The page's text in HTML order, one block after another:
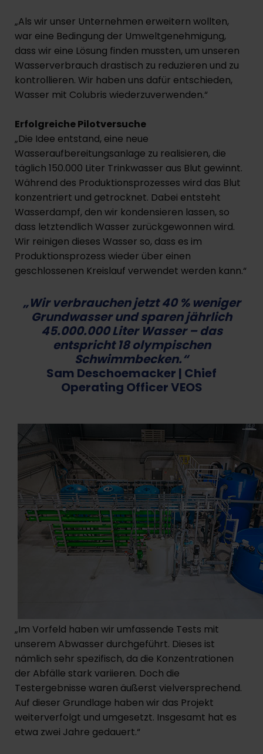
„Als wir unser Unternehmen erweitern wollten,
war eine Bedingung der Umweltgenehmigung,
dass wir eine Lösung finden mussten, um unseren
Wasserverbrauch drastisch zu reduzieren und zu
kontrollieren. Wir haben uns dafür entschieden,
Wasser mit Colubris wiederzuverwenden.“
Erfolgreiche Pilotversuche
„Die Idee entstand, eine neue
Wasseraufbereitungsanlage zu realisieren, die
täglich 150.000 Liter Trinkwasser aus Blut gewinnt.
Während des Produktionsprozesses wird das Blut
konzentriert und getrocknet. Dabei entsteht
Wasserdampf, den wir kondensieren lassen, so
dass letztendlich Wasser zurückgewonnen wird.
Wir reinigen dieses Wasser so, dass es im
Produktionsprozess wieder über einen
geschlossenen Kreislauf verwendet werden kann.“
„Wir verbrauchen jetzt 40 % weniger
Grundwasser und sparen jährlich
45.000.000 Liter Wasser – das
entspricht 18 olympischen
Schwimmbecken.“
Sam Deschoemacker | Chief
Operating Officer VEOS
„Im Vorfeld haben wir umfassende Tests mit
unserem Abwasser durchgeführt. Dieses ist
nämlich sehr spezifisch, da die Konzentrationen
der Abfälle stark variieren. Doch die
Testergebnisse waren äußerst vielversprechend.
Auf dieser Grundlage haben wir das Projekt
weiterverfolgt und umgesetzt. Insgesamt hat es
etwa zwei Jahre gedauert.“